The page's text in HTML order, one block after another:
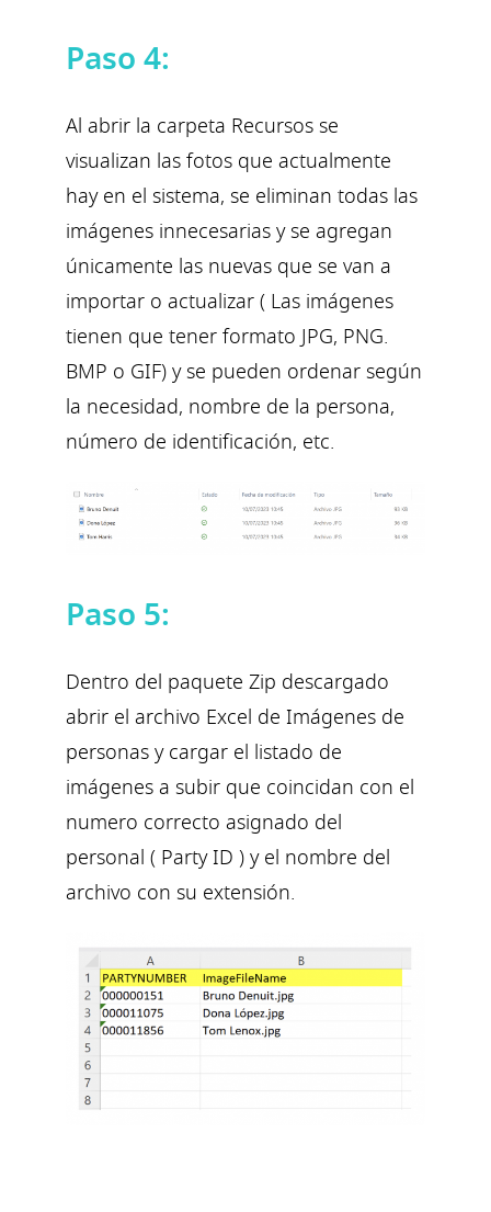
Paso 4:
Al abrir la carpeta Recursos se
visualizan las fotos que actualmente
hay en el sistema, se eliminan todas las
imágenes innecesarias y se agregan
únicamente las nuevas que se van a
importar o actualizar ( Las imágenes
tienen que tener formato JPG, PNG.
BMP o GIF) y se pueden ordenar según
la necesidad, nombre de la persona,
número de identificación, etc.
Paso 5:
Dentro del paquete Zip descargado
abrir el archivo Excel de Imágenes de
personas y cargar el listado de
imágenes a subir que coincidan con el
numero correcto asignado del
personal ( Party ID ) y el nombre del
archivo con su extensión.